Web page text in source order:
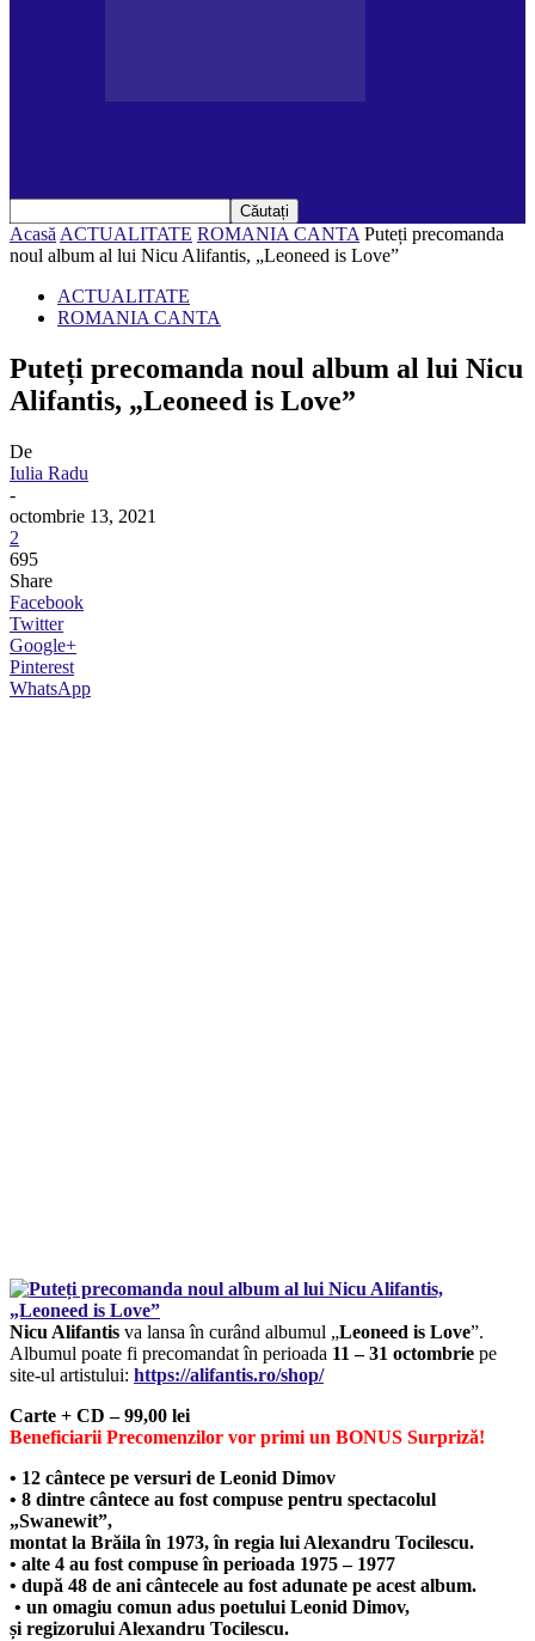
Acasă ACTUALITATE ROMANIA CANTA Puteți precomanda
noul album al lui Nicu Alifantis, „Leoneed is Love”
ACTUALITATE
ROMANIA CANTA
Puteți precomanda noul album al lui Nicu
Alifantis, „Leoneed is Love”
De
Iulia Radu
-
octombrie 13, 2021
2
695
Share
Facebook
Twitter
Google+
Pinterest
WhatsApp
Nicu Alifantis va lansa în curând albumul „Leoneed is Love”.
Albumul poate fi precomandat în perioada 11 – 31 octombrie pe
site-ul artistului: https://alifantis.ro/shop/
Carte + CD – 99,00 lei
Beneficiarii Precomenzilor vor primi un BONUS Surpriză!
• 12 cântece pe versuri de Leonid Dimov
• 8 dintre cântece au fost compuse pentru spectacolul
„Swanewit”,
montat la Brăila în 1973, în regia lui Alexandru Tocilescu.
• alte 4 au fost compuse în perioada 1975 – 1977
• după 48 de ani cântecele au fost adunate pe acest album.
• un omagiu comun adus poetului Leonid Dimov,
și regizorului Alexandru Tocilescu.